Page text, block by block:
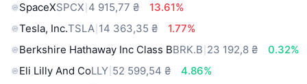
SpaceXSPCX 4 915,77 ₴
13.61%
Tesla, Inc.TSLA 14 363,35 ₴
1.77%
Berkshire Hathaway Inc Class BBRK.B 23 192,8 ₴
0.32%
Eli Lilly And CoLLY 52 599,54 ₴
4.86%